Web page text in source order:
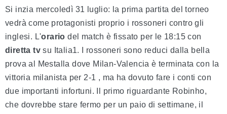
Si inzia mercoledì 31 luglio: la prima partita del torneo
vedrà come protagonisti proprio i rossoneri contro gli
inglesi. L'orario del match è fissato per le 18:15 con
diretta tv su Italia1. I rossoneri sono reduci dalla bella
prova al Mestalla dove Milan-Valencia è terminata con la
vittoria milanista per 2-1 , ma ha dovuto fare i conti con
due importanti infortuni. Il primo riguardante Robinho,
che dovrebbe stare fermo per un paio di settimane, il